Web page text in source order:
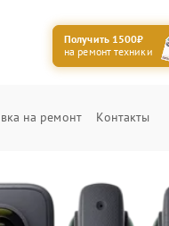
Получить 1500₽
на ремонт техники
на ремонт Контакты